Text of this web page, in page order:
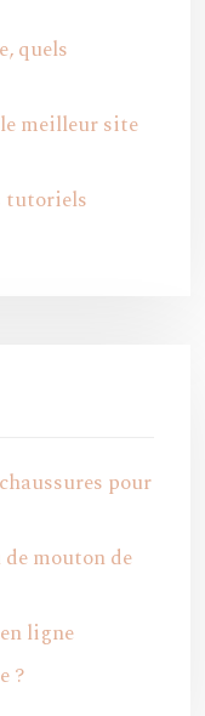
quels
meilleur site
tutoriels
pour
de mouton de
ligne
?